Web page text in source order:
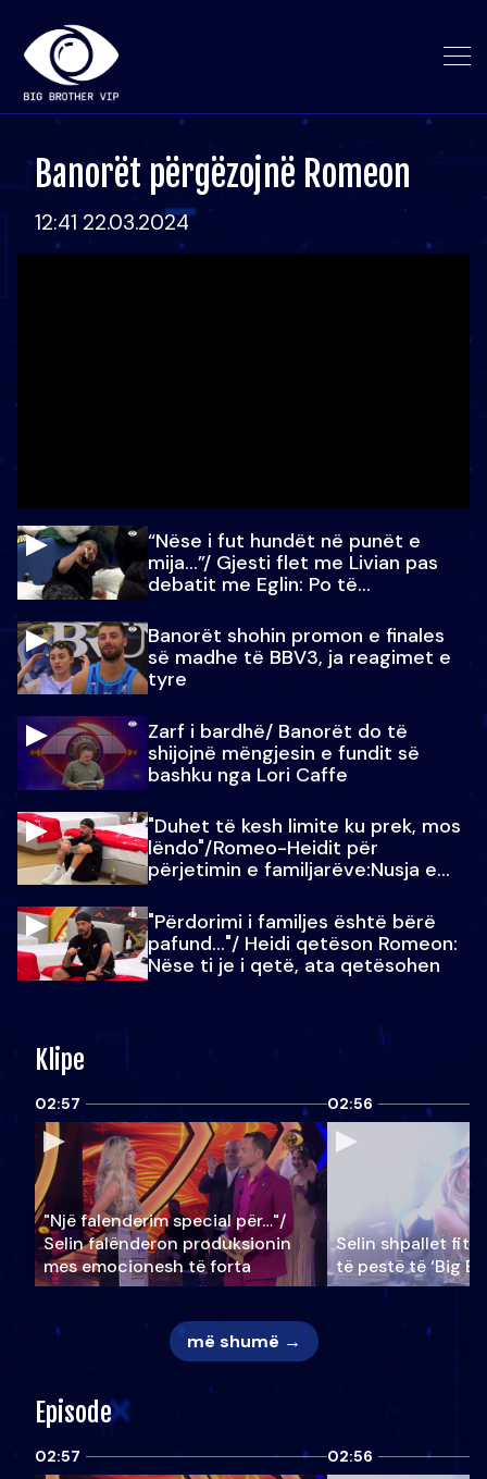
Banorët përgëzojnë Romeon
12:41 22.03.2024
“Nëse i fut hundët në punët e
mija…”/ Gjesti flet me Livian pas
debatit me Eglin: Po të
Banorët shohin promon e finales
së madhe të BBV3, ja reagimet e
tyre
Zarf i bardhë/ Banorët do të
shijojnë mëngjesin e fundit së
bashku nga Lori Caffe
"Duhet të kesh limite ku prek, mos
lëndo"/Romeo-Heidit për
përjetimin e familjarëve:Nusja e
"Përdorimi i familjes është bërë
pafund…"/ Heidi qetëson Romeon:
Nëse ti je i qetë, ata qetësohen
Klipe
02:57
"Një falenderim special për…"/
Selin falënderon produksionin
mes emocionesh të forta
02:56
Selin shpallet
të pestë të ‘Big
më shumë →
Episode
02:57 02:56